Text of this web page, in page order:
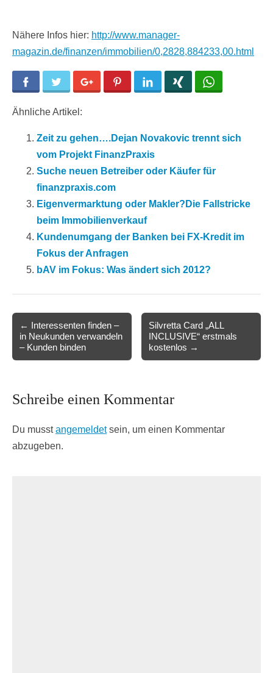
Nähere Infos hier: http://www.manager-
magazin.de/finanzen/immobilien/0,2828,884233,00.html
Facebook Twitter Google+ Pinterest LinkedIn
Ähnliche Artikel:
Zeit zu gehen….Dejan Novakovic trennt sich
vom Projekt FinanzPraxis
Suche neuen Betreiber oder Käufer für
finanzpraxis.com
Eigenvermarktung oder Makler?Die Fallstricke
beim Immobilienverkauf
Kundenumgang der Banken bei FX-Kredit im
Fokus der Anfragen
bAV im Fokus: Was ändert sich 2012?
navigation
← Interessenten finden –
in Neukunden verwandeln
– Kunden binden
Silvretta Card „ALL
INCLUSIVE“ erstmals
kostenlos →
Schreibe einen Kommentar
Du musstangemeldetsein, um einen Kommentar
abzugeben.